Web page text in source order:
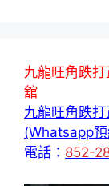
九龍旺角跌
舘
九龍旺角跌
(Whatsapp
電話： 852-